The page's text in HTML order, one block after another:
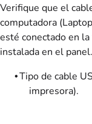
Verifique que el
computadora
esté conectado en
instalada en el panel.
•Tipo de cable
impresora).